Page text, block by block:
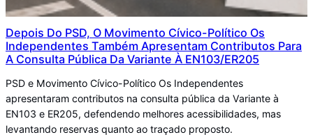
Depois Do PSD, O Movimento Cívico-Político Os
Independentes Também Apresentam Contributos Para
A Consulta Pública Da Variante À EN103/ER205
PSD e Movimento Cívico-Político Os Independentes
apresentaram contributos na consulta pública da Variante à
EN103 e ER205, defendendo melhores acessibilidades, mas
levantando reservas quanto ao traçado proposto.